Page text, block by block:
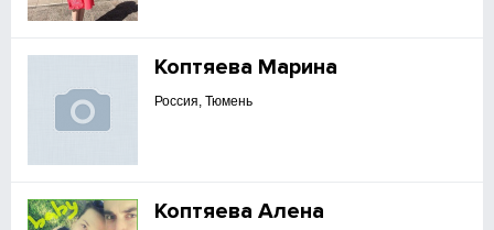
Коптяева Марина
Россия, Тюмень
Коптяева Алена